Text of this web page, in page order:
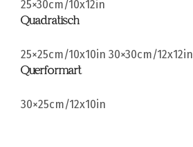
25×30cm/10x12in
Quadratisch
25×25cm/10x10in 30×30cm/12x12in
Querformart
30×25cm/12x10in